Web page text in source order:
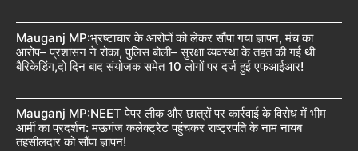
Mauganj MP:भ्रष्टाचार के आरोपों को लेकर सौंपा गया ज्ञापन, मंच का
आरोप– प्रशासन ने रोका, पुलिस बोली– सुरक्षा व्यवस्था के तहत की गई थी
बैरिकेडिंग,दो दिन बाद संयोजक समेत 10 लोगों पर दर्ज हुई एफआईआर!
Mauganj MP:NEET पेपर लीक और छात्रों पर कार्रवाई के विरोध में भीम
आर्मी का प्रदर्शन: मऊगंज कलेक्ट्रेट पहुंचकर राष्ट्रपति के नाम नायब
तहसीलदार को सौंपा ज्ञापन!